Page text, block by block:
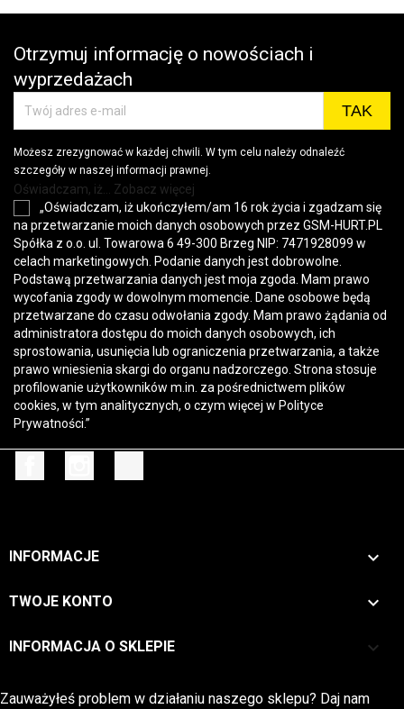
Otrzymuj informację o nowościach i
wyprzedażach
Możesz zrezygnować w każdej chwili. W tym celu należy odnaleźć
szczegóły w naszej informacji prawnej.
Oświadczam, iż... Zobacz więcej
„Oświadczam, iż ukończyłem/am 16 rok życia i zgadzam się
na przetwarzanie moich danych osobowych przez GSM-HURT.PL
Spółka z o.o. ul. Towarowa 6 49-300 Brzeg NIP: 7471928099 w
celach marketingowych. Podanie danych jest dobrowolne.
Podstawą przetwarzania danych jest moja zgoda. Mam prawo
wycofania zgody w dowolnym momencie. Dane osobowe będą
przetwarzane do czasu odwołania zgody. Mam prawo żądania od
administratora dostępu do moich danych osobowych, ich
sprostowania, usunięcia lub ograniczenia przetwarzania, a także
prawo wniesienia skargi do organu nadzorczego. Strona stosuje
profilowanie użytkowników m.in. za pośrednictwem plików
cookies, w tym analitycznych, o czym więcej w Polityce
Prywatności.”
INFORMACJE 
TWOJE KONTO 
INFORMACJA O SKLEPIE keyboard_arrow_down
Zauważyłeś problem w działaniu naszego sklepu? Daj nam